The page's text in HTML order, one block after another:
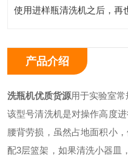
使用进样瓶清洗机之后，再
产品介绍
洗瓶机优质货源用于实验室常
该型号清洗机是对操作高度
腰背劳损，虽然占地面积小
配3层篮架，如果清洗小器皿